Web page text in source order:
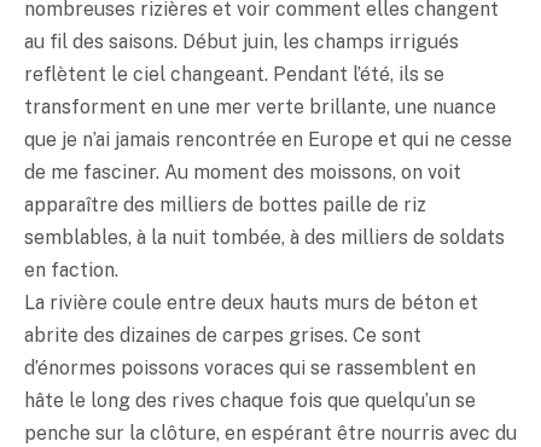
nombreuses rizières et voir comment elles changent
au fil des saisons. Début juin, les champs irrigués
reflètent le ciel changeant. Pendant l’été, ils se
transforment en une mer verte brillante, une nuance
que je n’ai jamais rencontrée en Europe et qui ne cesse
de me fasciner. Au moment des moissons, on voit
apparaître des milliers de bottes paille de riz
semblables, à la nuit tombée, à des milliers de soldats
en faction.
La rivière coule entre deux hauts murs de béton et
abrite des dizaines de carpes grises. Ce sont
d’énormes poissons voraces qui se rassemblent en
hâte le long des rives chaque fois que quelqu’un se
penche sur la clôture, en espérant être nourris avec du